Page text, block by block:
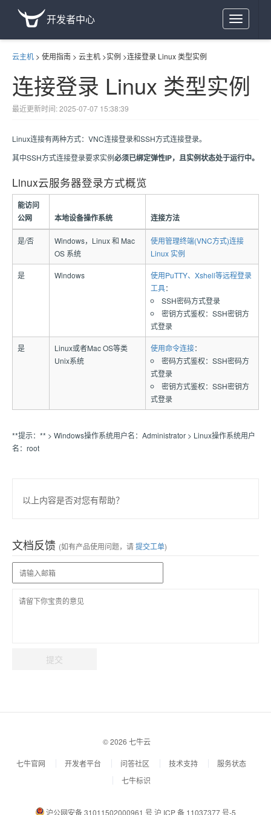
Toggle
navigation
开发者中心
云主机 > 使用指南 > 云主机 >实例 >连接登录 Linux 类型实例
连接登录 Linux 类型实例
最近更新时间: 2025-07-07 15:38:39
Linux连接有两种方式：VNC连接登录和SSH方式连接登录。
其中SSH方式连接登录要求实例必须已绑定弹性IP，且实例状态处于运行中。
Linux云服务器登录方式概览
能访问
公网
本地设备操作系统 连接方法
是/否
Windows，Linux 和 Mac
OS 系统
使用管理终端(VNC方式)连接
Linux 实例
是 Windows
使用PuTTY、Xshell等远程登录
工具：
SSH密码方式登录
密钥方式鉴权：SSH密钥方
式登录
是
Linux或者Mac OS等类
Unix系统
使用命令连接：
密码方式鉴权：SSH密码方
式登录
密钥方式鉴权：SSH密钥方
式登录
**提示：** > Windows操作系统用户名：Administrator > Linux操作系统用户
名：root
以上内容是否对您有帮助？
文档反馈 (如有产品使用问题，请提交工单)
提交
© 2026 七牛云
七牛官网 开发者平台 问答社区 技术支持
服务状态
七牛标识
沪公网安备 31011502000961 号 沪 ICP 备 11037377 号-5